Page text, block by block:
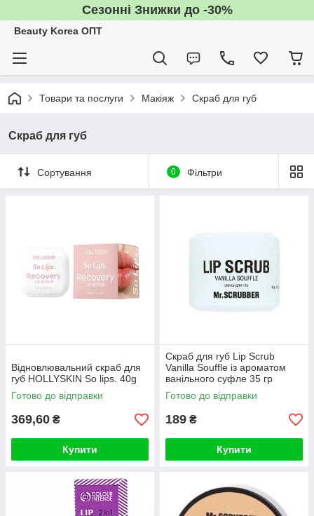
Сезонні Знижки до -30%
Beauty Korea ОПТ
Товари та послуги Макіяж Скраб для губ
Скраб для губ
Сортування 0 Фільтри
Відновлювальний скраб для
губ HOLLYSKIN So lips. 40g
Готово до відправки
369,60 ₴
Купити
Cкраб для губ Lip Scrub
Vanilla Souffle із ароматом
ванільного суфле 35 гр
Готово до відправки
189 ₴
Купити